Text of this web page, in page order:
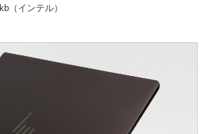
（インテル）